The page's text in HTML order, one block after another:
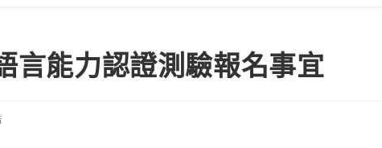
言能力認證測驗報名事宜